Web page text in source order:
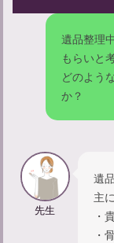
亡くなることにつ
遺品整理
もらいと
どのよう
か？
先生
遺
主
・
・